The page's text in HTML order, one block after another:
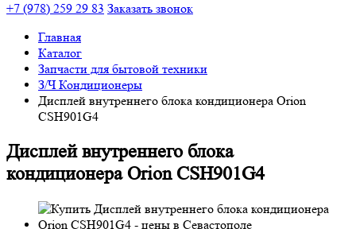
+7 (978) 259 29 83 Заказать звонок
Главная
Каталог
Запчасти для бытовой техники
З/Ч Кондиционеры
Дисплей внутреннего блока кондиционера Orion
CSH901G4
Дисплей внутреннего блока
кондиционера Orion CSH901G4